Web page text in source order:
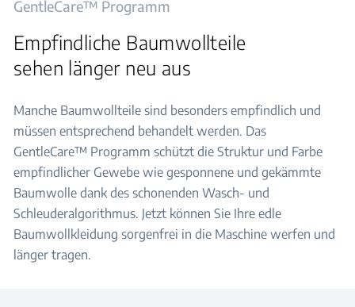
GentleCare™ Programm
Empfindliche Baumwollteile
sehen länger neu aus
Manche Baumwollteile sind besonders empfindlich und
müssen entsprechend behandelt werden. Das
GentleCare™ Programm schützt die Struktur und Farbe
empfindlicher Gewebe wie gesponnene und gekämmte
Baumwolle dank des schonenden Wasch- und
Schleuderalgorithmus. Jetzt können Sie Ihre edle
Baumwollkleidung sorgenfrei in die Maschine werfen und
länger tragen.